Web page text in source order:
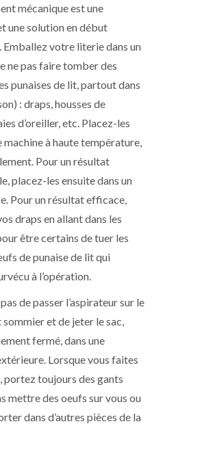
mécanique est une
une solution en début
Emballez votre literie dans un
ne pas faire tomber des
punaises de lit, partout dans
: draps, housses de
d’oreiller, etc. Placez-les
machine à haute température,
Pour un résultat
placez-les ensuite dans un
Pour un résultat efficace,
draps en allant dans les
être certains de tuer les
de punaise de lit qui
à l’opération.
de passer l’aspirateur sur le
et de jeter le sac,
fermé, dans une
Lorsque vous faites
portez toujours des gants
mettre des oeufs sur vous ou
dans d’autres pièces de la